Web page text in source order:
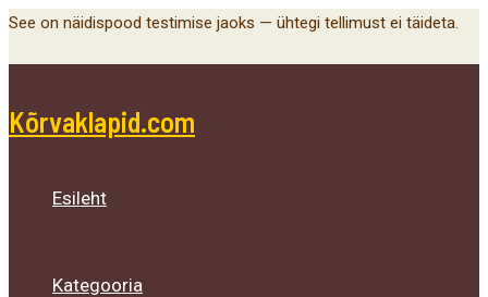
Skip
See on näidispood testimise jaoks — ühtegi tellimust ei täideta.
Kõrvaklapid.com
Esileht
Kategooria
Menu
Toggle
Menu
Toggle
Menu
Toggle
Main
Menu